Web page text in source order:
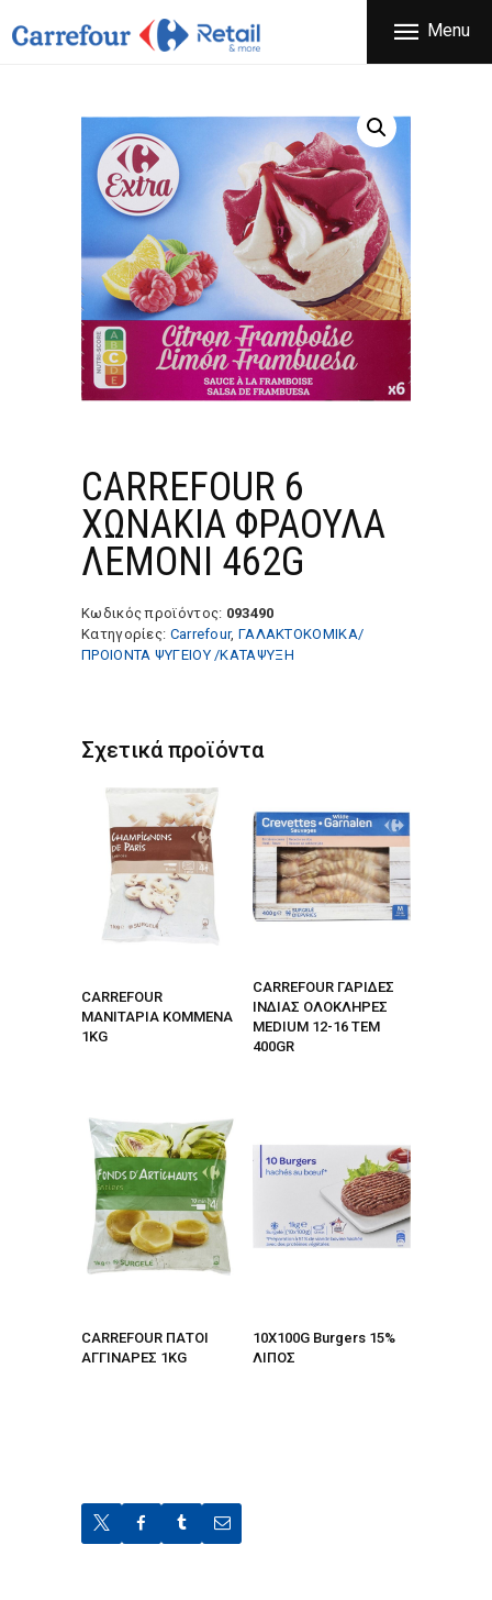
Menu
CARREFOUR
ΕΤΑΙΡΕΙΑ
ΠΡΟΪΟΝΤΑ
ΠΡΟΣΦΟΡΕΣ
FRANCHISE
ΝΕΑ
ΕΠΙΚΟΙΝΩΝΙΑ
CARREFOUR 6
ΧΩΝΑΚΙΑ ΦΡΑΟΥΛΑ
ΛΕΜΟΝΙ 462G
Κωδικός προϊόντος: 093490
Κατηγορίες: Carrefour, ΓΑΛΑΚΤΟΚΟΜΙΚΑ/
ΠΡΟΙΟΝΤΑ ΨΥΓΕΙΟΥ /ΚΑΤΑΨΥΞΗ
Σχετικά προϊόντα
CARREFOUR
ΜΑΝΙΤΑΡΙΑ ΚΟΜΜΕΝΑ
1KG
CARREFOUR ΓΑΡΙΔΕΣ
ΙΝΔΙΑΣ ΟΛΟΚΛΗΡΕΣ
MEDIUM 12-16 ΤΕΜ
400GR
CARREFOUR ΠΑΤΟΙ
ΑΓΓΙΝΑΡΕΣ 1KG
10X100G Burgers 15%
ΛΙΠΟΣ